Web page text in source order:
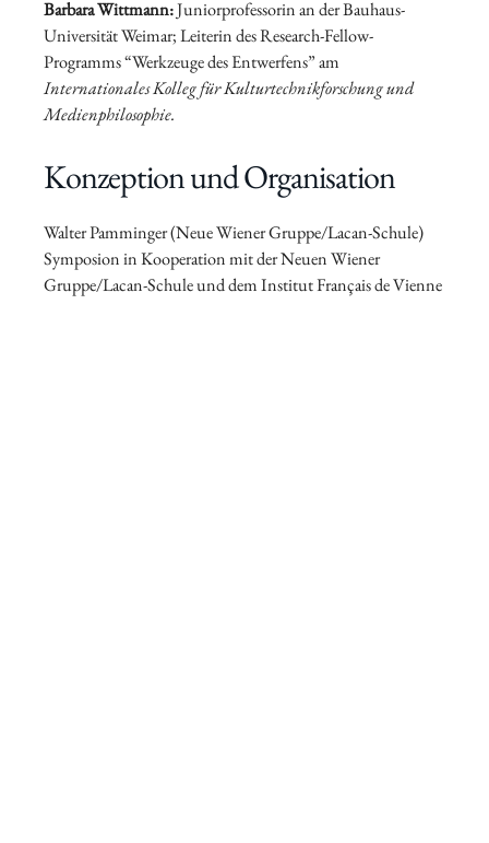
Barbara Wittmann:Juniorprofessorin an der Bauhaus-
Universität Weimar; Leiterin des Research-Fellow-
Programms “Werkzeuge des Entwerfens” am
Internationales Kolleg für Kulturtechnikforschung und
Medienphilosophie.
Konzeption und Organisation
Walter Pamminger (Neue Wiener Gruppe/Lacan-Schule)
Symposion in Kooperation mit der Neuen Wiener
Gruppe/Lacan-Schule und dem Institut Français de Vienne